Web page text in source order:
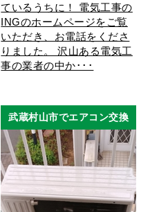
ているうちに！ 電気工事の
INGのホームページをご覧
いただき、お電話をくださ
りました。 沢山ある電気工
事の業者の中か･･･
武蔵村山市でエアコン交換